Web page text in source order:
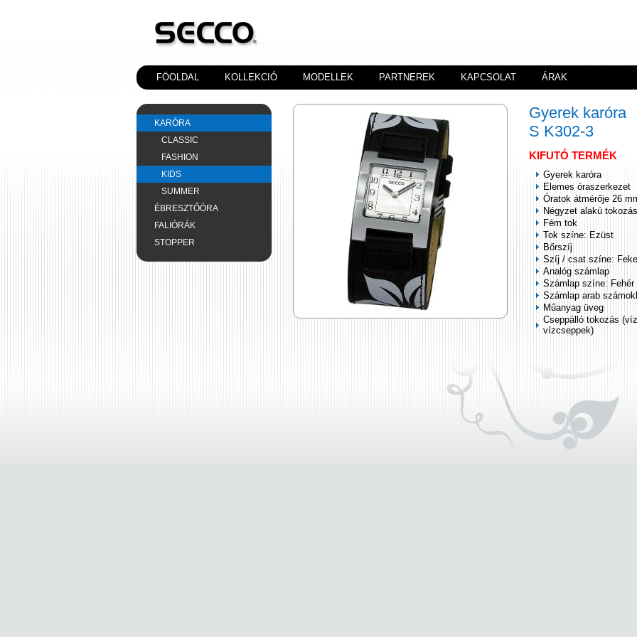
FÖOLDAL KOLLEKCIÓ MODELLEK PARTNEREK KAPCSOLAT ÁRAK
KARÓRA
CLASSIC
FASHION
KIDS
SUMMER
ÉBRESZTŐÓRA
FALIÓRÁK
STOPPER
Gyerek karóra
S K302-3
KIFUTÓ TERMÉK
Gyerek karóra
Elemes óraszerkezet
Óratok átmérője 26
Négyzet alakú tokozás
Fém tok
Tok színe: Ezüst
Bőrszíj
Szíj / csat színe:
Analóg számlap
Számlap színe: Fehér
Számlap arab
Műanyag üveg
Cseppálló tokozás
vízcseppek)